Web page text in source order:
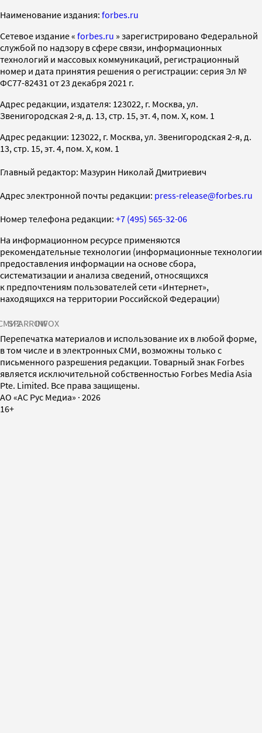
Наименование издания: forbes.ru
Cетевое издание « forbes.ru » зарегистрировано Федеральной
службой по надзору в сфере связи, информационных
технологий и массовых коммуникаций, регистрационный
номер и дата принятия решения о регистрации: серия Эл №
ФС77-82431 от 23 декабря 2021 г.
Адрес редакции, издателя: 123022, г. Москва, ул.
Звенигородская 2-я, д. 13, стр. 15, эт. 4, пом. X, ком. 1
Адрес редакции: 123022, г. Москва, ул. Звенигородская 2-я, д.
13, стр. 15, эт. 4, пом. X, ком. 1
Главный редактор: Мазурин Николай Дмитриевич
Адрес электронной почты редакции: press-release@forbes.ru
Номер телефона редакции: +7 (495) 565-32-06
На информационном ресурсе применяются
рекомендательные технологии (информационные технологии
предоставления информации на основе сбора,
систематизации и анализа сведений, относящихся
к предпочтениям пользователей сети «Интернет»,
находящихся на территории Российской Федерации)
SPARROWINFOX
Перепечатка материалов и использование их в любой форме,
в том числе и в электронных СМИ, возможны только с
письменного разрешения редакции. Товарный знак Forbes
является исключительной собственностью Forbes Media Asia
Pte. Limited. Все права защищены.
AO «АС Рус Медиа» · 2026
16+